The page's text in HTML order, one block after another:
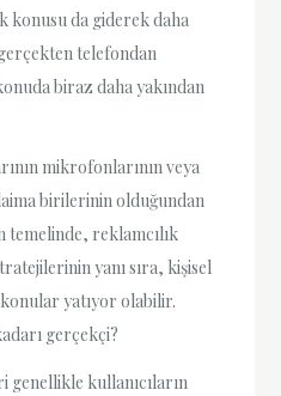
da giderek daha
telefondan
biraz daha yakından
mikrofonlarının veya
birilerinin olduğundan
temelinde, reklamcılık
yanı sıra, kişisel
yatıyor olabilir.
gerçekçi?
kullanıcıların